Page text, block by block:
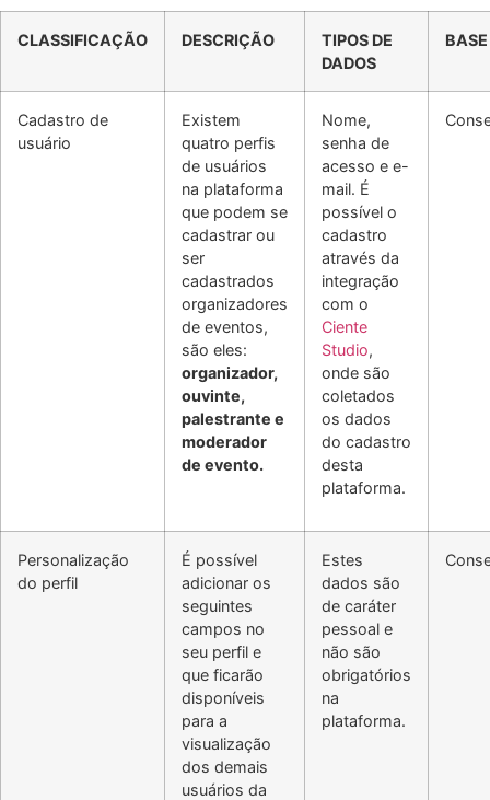
CLASSIFICAÇÃO DESCRIÇÃO
TIPOS DE
DADOS
Cadastro de
usuário
Existem
quatro perfis
de usuários
na plataforma
que podem se
cadastrar ou
ser
cadastrados
organizadores
de eventos,
são eles:
organizador,
ouvinte,
palestrante e
moderador
de evento.
Nome,
senha de
acesso e e-
mail. É
possível o
cadastro
através da
integração
com o
Ciente
Studio,
onde são
coletados
os dados
do cadastro
desta
plataforma.
Personalização
do perfil
É possível
adicionar os
seguintes
campos no
seu perfil e
que ficarão
disponíveis
para a
visualização
dos demais
usuários da
Estes
dados são
de caráter
pessoal e
não são
obrigatórios
na
plataforma.